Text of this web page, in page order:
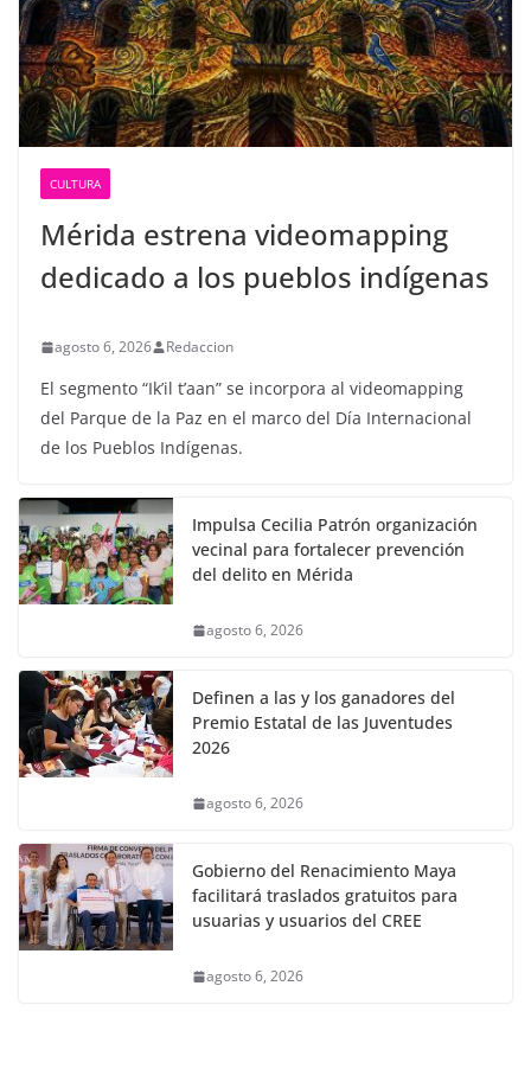
CULTURA
Mérida estrena videomapping
dedicado a los pueblos indígenas
agosto 6, 2026 Redaccion
El segmento “Ik’il t’aan” se incorpora al videomapping
del Parque de la Paz en el marco del Día Internacional
de los Pueblos Indígenas.
Impulsa Cecilia Patrón organización
vecinal para fortalecer prevención
del delito en Mérida
agosto 6, 2026
Definen a las y los ganadores del
Premio Estatal de las Juventudes
2026
agosto 6, 2026
Gobierno del Renacimiento Maya
facilitará traslados gratuitos para
usuarias y usuarios del CREE
agosto 6, 2026